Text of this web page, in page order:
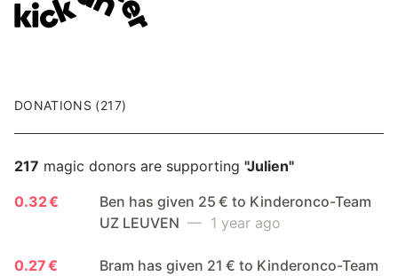
DONATIONS (217)
217 magic donors are supporting "Julien"
0.32 €
Ben has given 25 € to Kinderonco-Team
UZ LEUVEN — 1 year ago
0.27 €
Bram has given 21 € to Kinderonco-Team